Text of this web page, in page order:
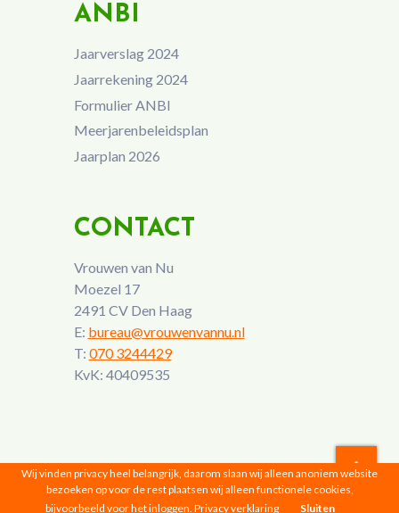
ANBI
Jaarverslag 2024
Jaarrekening 2024
Formulier ANBI
Meerjarenbeleidsplan
Jaarplan 2026
CONTACT
Vrouwen van Nu
Moezel 17
2491 CV Den Haag
E: bureau@vrouwenvannu.nl
T: 070 3244429
KvK: 40409535
Vrouwen van Nu © 2026 |Privacyverklaring
Wij vinden privacy heel belangrijk, daarom slaan wij alleen anoniem website
bezoeken op voor de rest plaatsen wij alleen functionele cookies,
bijvoorbeeld voor het inloggen. Privacy verklaring Sluiten